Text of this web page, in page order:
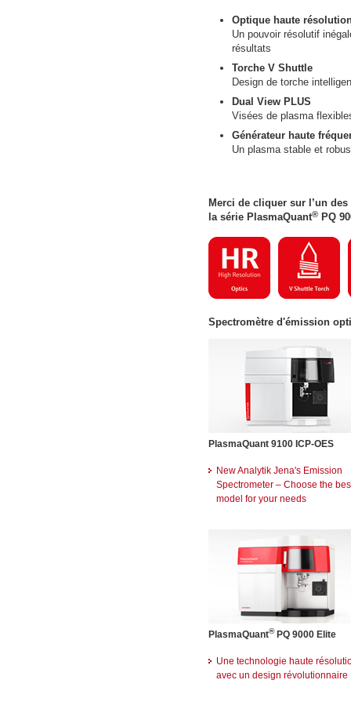
Optique haute
Un pouvoir résolutif
résultats
Torche V Shuttle
Design de torche
Dual View PLUS
Visées de plasma
Générateur haute
Un plasma stable et
Merci de cliquer sur l’un
la série PlasmaQuant® PQ
Spectromètre d'émission
PlasmaQuant 9100 ICP-OES
New Analytik Jena's Emission
Spectrometer – Choose the
model for your needs
PlasmaQuant®PQ 9000 Elite
Une technologie haute
avec un design révolutionnaire